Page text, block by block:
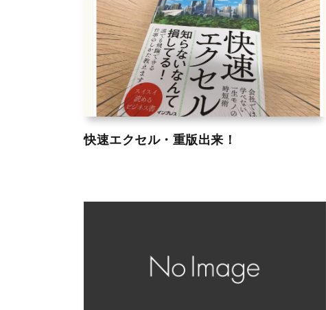
快速エクセル・重版出来！